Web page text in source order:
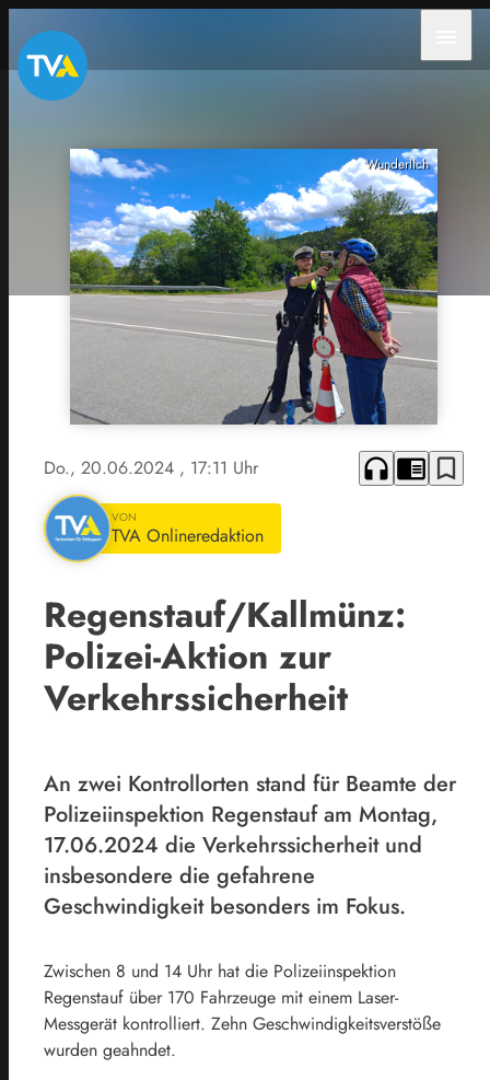
Wunderlich
Do., 20.06.2024 , 17:11 Uhr headphones chrome_reader_mode bookmark_border
VON
TVA Onlineredaktion
Regenstauf/Kallmünz:
Polizei-Aktion zur
Verkehrssicherheit
An zwei Kontrollorten stand für Beamte der
Polizeiinspektion Regenstauf am Montag,
17.06.2024 die Verkehrssicherheit und
insbesondere die gefahrene
Geschwindigkeit besonders im Fokus.
Zwischen 8 und 14 Uhr hat die Polizeiinspektion
Regenstauf über 170 Fahrzeuge mit einem Laser-
Messgerät kontrolliert. Zehn Geschwindigkeitsverstöße
wurden geahndet.